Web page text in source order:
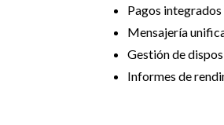
Pagos integrados
Mensajería
Gestión de
Informes de